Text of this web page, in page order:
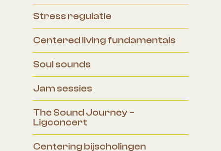
Stress regulatie
Centered living fundamentals
Soul sounds
Jam sessies
The Sound Journey –
Ligconcert
Centering bijscholingen